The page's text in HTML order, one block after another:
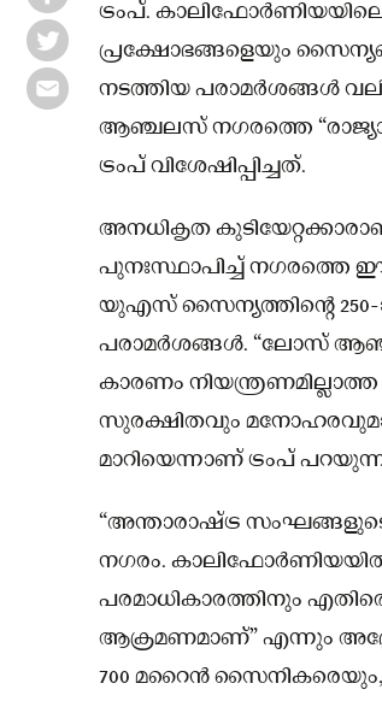
ട്രംപ്.
പ്രക്ഷോഭങ്ങളെയും
നടത്തിയ പരാമർശങ്ങൾ
ആഞ്ചലസ് നഗരത്തെ
ട്രംപ് വിശേഷിപ്പിച്ചത്.
അനധികൃത
പുനഃസ്ഥാപിച്ച് നഗരത്തെ ഈ
യുഎസ് സൈന്യത്തിന്റെ
പരാമർശങ്ങൾ. “ലോസ്
കാരണം
സുരക്ഷിതവും മനോഹരവുമായ
മാറിയെന്നാണ് ട്രംപ്
“അന്താരാഷ്ട്ര
നഗരം.
പരമാധികാരത്തിനും
ആക്രമണമാണ്” എന്നും
700 മറൈൻ